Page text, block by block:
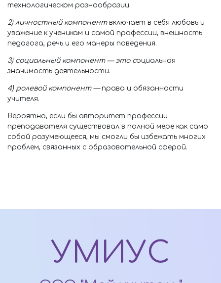
технологическом разнообразии.
2) личностный компонент включает в себя любовь и
уважение к ученикам и самой профессии, внешность
педагога, речь и его манеры поведения.
3) социальный компонент — это социальная
значимость деятельности.
4) ролевой компонент —права и обязанности
учителя.
Вероятно, если бы авторитет профессии
преподавателя существовал в полной мере как само
собой разумеющееся, мы смогли бы избежать многих
проблем, связанных с образовательной сферой.
УМИУС